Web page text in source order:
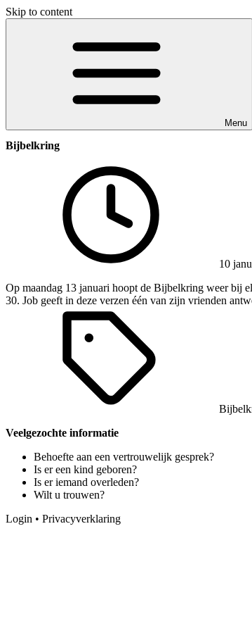
Skip to content
Menu
Bijbelkring
10
Op maandag 13 januari hoopt de Bijbelkring weer bij
30. Job geeft in deze verzen één van zijn vrienden
Veelgezochte informatie
Behoefte aan een vertrouwelijk gesprek?
Is er een kind geboren?
Is er iemand overleden?
Wilt u trouwen?
Login • Privacyverklaring